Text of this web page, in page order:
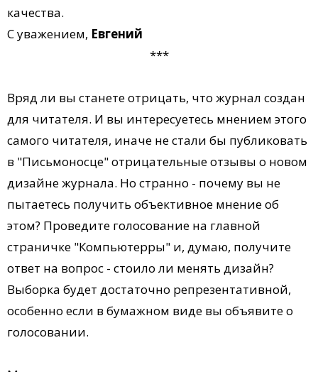
качества.
С уважением, Евгений
***
Вряд ли вы станете отрицать, что журнал создан
для читателя. И вы интересуетесь мнением этого
самого читателя, иначе не стали бы публиковать
в "Письмоносце" отрицательные отзывы о новом
дизайне журнала. Но странно - почему вы не
пытаетесь получить объективное мнение об
этом? Проведите голосование на главной
страничке "Компьютерры" и, думаю, получите
ответ на вопрос - стоило ли менять дизайн?
Выборка будет достаточно репрезентативной,
особенно если в бумажном виде вы объявите о
голосовании.